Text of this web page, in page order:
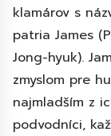
klamárov s
patria James
Jong-hyuk).
zmyslom pre
najmladším z
podvodníci,